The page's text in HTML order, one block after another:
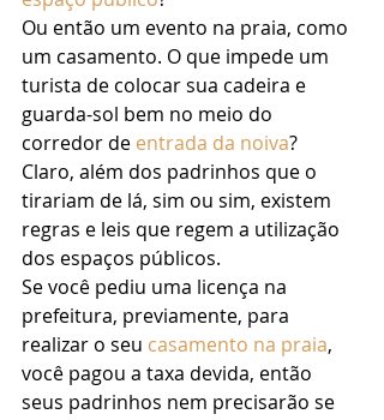
Ou então um evento na praia, como
um casamento. O que impede um
turista de colocar sua cadeira e
guarda-sol bem no meio do
corredor de entrada da noiva?
Claro, além dos padrinhos que o
tirariam de lá, sim ou sim, existem
regras e leis que regem a utilização
dos espaços públicos.
Se você pediu uma licença na
prefeitura, previamente, para
realizar o seu casamento na praia,
você pagou a taxa devida, então
seus padrinhos nem precisarão se